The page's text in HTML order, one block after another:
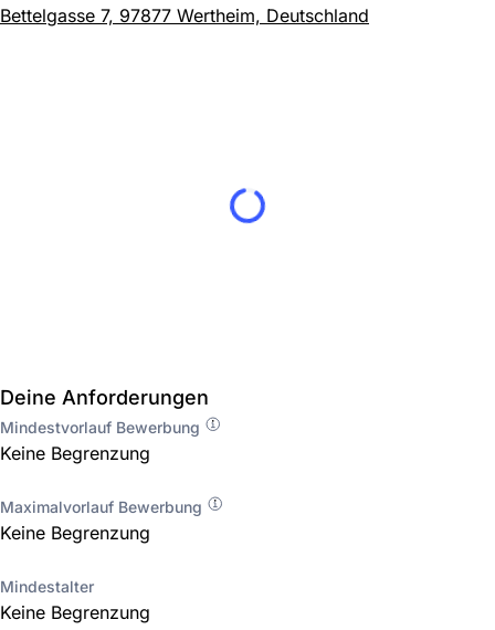
Bettelgasse 7, 97877 Wertheim, Deutschland
Deine Anforderungen
Mindestvorlauf Bewerbung
Keine Begrenzung
Maximalvorlauf Bewerbung
Keine Begrenzung
Mindestalter
Keine Begrenzung